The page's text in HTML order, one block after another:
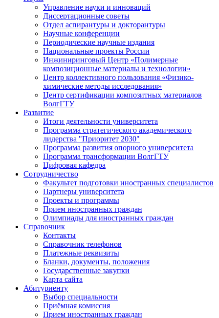
Управление науки и инноваций
Диссертационные советы
Отдел аспирантуры и докторантуры
Научные конференции
Периодические научные издания
Национальные проекты России
Инжиниринговый Центр «Полимерные
композиционные материалы и технологии»
Центр коллективного пользования «Физико-
химические методы исследования»
Центр сертификации композитных материалов
ВолгГТУ
Развитие
Итоги деятельности университета
Программа стратегического академического
лидерства "Приоритет 2030"
Программа развития опорного университета
Программа трансформации ВолгГТУ
Цифровая кафедра
Сотрудничество
Факультет подготовки иностранных специалистов
Партнеры университета
Проекты и программы
Прием иностранных граждан
Олимпиады для иностранных граждан
Справочник
Контакты
Справочник телефонов
Платежные реквизиты
Бланки, документы, положения
Государственные закупки
Карта сайта
Абитуриенту
Выбор специальности
Приёмная комиссия
Прием иностранных граждан